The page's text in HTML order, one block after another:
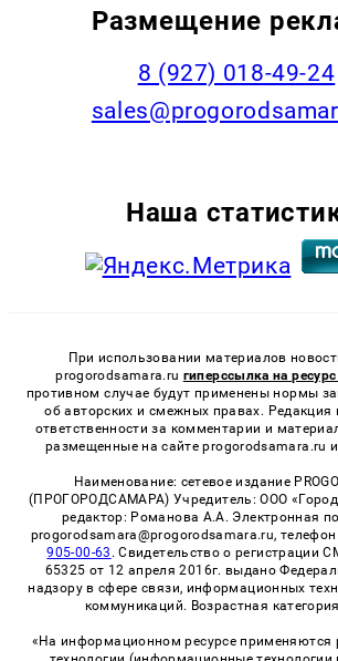
Размещение
8 (927) 018-49-24
Наша
При использовании материалов
progorodsamara.ru гиперссылка на
противном случае будут применены нормы
об авторских и смежных правах. Редакция
ответственности за комментарии и
размещенные на сайте progorodsamara.ru
Наименование: сетевое издание
(ПРОГОРОДСАМАРА) Учредитель: ООО
редактор: Романова А.А. Электронная
progorodsamara@progorodsamara.ru,
905-00-63 . Свидетельство о регистрации
65325 от 12 апреля 2016г. выдано
надзору в сфере связи, информационных
коммуникаций. Возрастная
«На информационном ресурсе применяются